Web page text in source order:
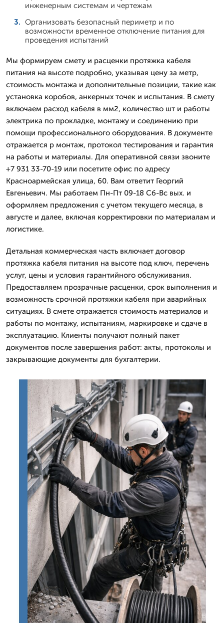
инженерным системам и чертежам
Организовать безопасный периметр и по
возможности временное отключение питания для
проведения испытаний
Мы формируем смету и расценки протяжка кабеля
питания на высоте подробно, указывая цену за метр,
стоимость монтажа и дополнительные позиции, такие как
установка коробов, анкерных точек и испытания. В смету
включаем расход кабеля в мм2, количество шт и работы
электрика по прокладке, монтажу и соединению при
помощи профессионального оборудования. В документе
отражается р монтаж, протокол тестирования и гарантия
на работы и материалы. Для оперативной связи звоните
+7 931 33-70-19 или посетите офис по адресу
Красноармейская улица, 60. Вам ответит Георгий
Евгеньевич. Мы работаем Пн-Пт 09-18 Сб-Вс вых. и
оформляем предложения с учетом текущего месяца, в
августе и далее, включая корректировки по материалам и
логистике.
Детальная коммерческая часть включает договор
протяжка кабеля питания на высоте под ключ, перечень
услуг, цены и условия гарантийного обслуживания.
Предоставляем прозрачные расценки, срок выполнения и
возможность срочной протяжки кабеля при аварийных
ситуациях. В смете отражается стоимость материалов и
работы по монтажу, испытаниям, маркировке и сдаче в
эксплуатацию. Клиенты получают полный пакет
документов после завершения работ: акты, протоколы и
закрывающие документы для бухгалтерии.